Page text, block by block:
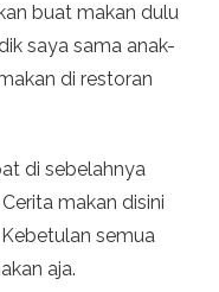
buat makan dulu
saya sama anak-
di restoran
di sebelahnya
makan disini
semua
aja.